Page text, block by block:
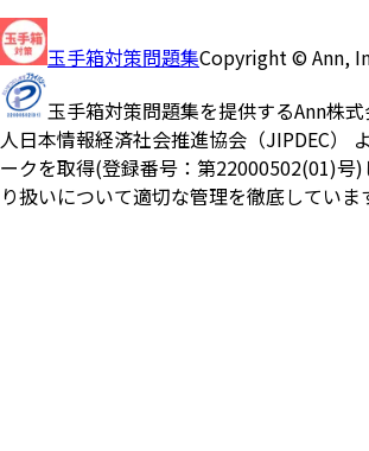
玉手箱対策問題集Copyright © Ann,
玉手箱対策問題集を提供するAnn株
人日本情報経済社会推進協会（JIPDEC）
ークを取得(登録番号：第22000502(01)号
り扱いについて適切な管理を徹底していま